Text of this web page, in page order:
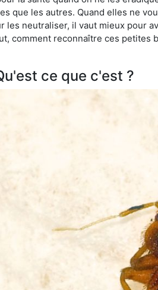
que les autres. Quand elles ne
les neutraliser, il vaut mieux pour
comment reconnaître ces
ce que c'est ?